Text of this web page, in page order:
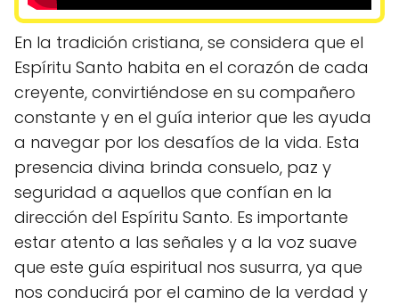
En la tradición cristiana, se considera que el
Espíritu Santo habita en el corazón de cada
creyente, convirtiéndose en su compañero
constante y en el guía interior que les ayuda
a navegar por los desafíos de la vida. Esta
presencia divina brinda consuelo, paz y
seguridad a aquellos que confían en la
dirección del Espíritu Santo. Es importante
estar atento a las señales y a la voz suave
que este guía espiritual nos susurra, ya que
nos conducirá por el camino de la verdad y